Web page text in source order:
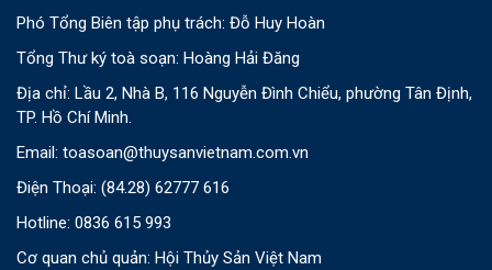
Phó Tổng Biên tập phụ trách: Đỗ Huy Hoàn
Tổng Thư ký toà soạn: Hoàng Hải Đăng
Địa chỉ: Lầu 2, Nhà B, 116 Nguyễn Đình Chiểu, phường Tân Định,
TP. Hồ Chí Minh.
Email: toasoan@thuysanvietnam.com.vn
Điện Thoại: (84.28) 62777 616
Hotline: 0836 615 993
Cơ quan chủ quản: Hội Thủy Sản Việt Nam